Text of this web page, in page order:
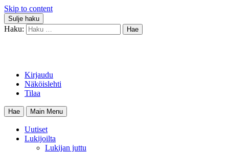
Skip to content
Sulje haku
Haku:
Kirjaudu
Näköislehti
Tilaa
Hae Main Menu
Uutiset
Lukijoilta
Lukijan juttu